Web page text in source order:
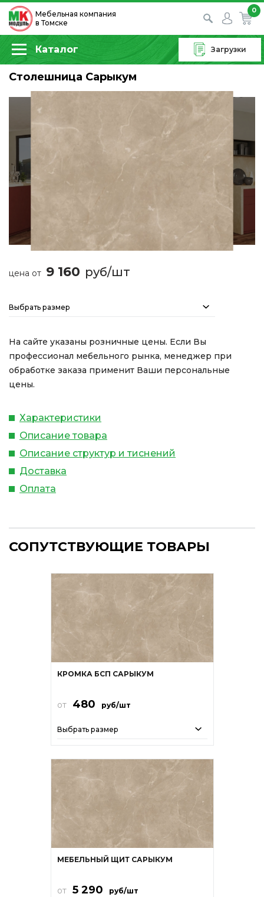
Мебельная компания
в Томске
0
Каталог Загрузки
Столешница Сарыкум
цена от 9 160 руб/шт
Выбрать размер
На сайте указаны розничные цены. Если Вы
профессионал мебельного рынка, менеджер при
обработке заказа применит Ваши персональные
цены.
Характеристики
Описание товара
Описание структур и тиснений
Доставка
Оплата
СОПУТСТВУЮЩИЕ ТОВАРЫ
КРОМКА БСП САРЫКУМ
от 480 руб/шт
Выбрать размер
МЕБЕЛЬНЫЙ ЩИТ САРЫКУМ
от 5 290 руб/шт